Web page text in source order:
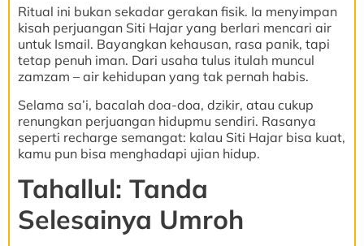
Ritual ini bukan sekadar gerakan fisik. Ia menyimpan
kisah perjuangan Siti Hajar yang berlari mencari air
untuk Ismail. Bayangkan kehausan, rasa panik, tapi
tetap penuh iman. Dari usaha tulus itulah muncul
zamzam – air kehidupan yang tak pernah habis.
Selama sa’i, bacalah doa-doa, dzikir, atau cukup
renungkan perjuangan hidupmu sendiri. Rasanya
seperti recharge semangat: kalau Siti Hajar bisa kuat,
kamu pun bisa menghadapi ujian hidup.
Tahallul: Tanda
Selesainya Umroh